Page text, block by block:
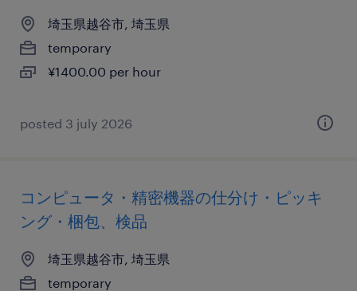
埼玉県越谷市, 埼玉県
temporary
¥1400.00 per hour
posted 3 july 2026
コンピュータ・精密機器の仕分け・ピッキ
ング・梱包、検品
埼玉県越谷市, 埼玉県
temporary